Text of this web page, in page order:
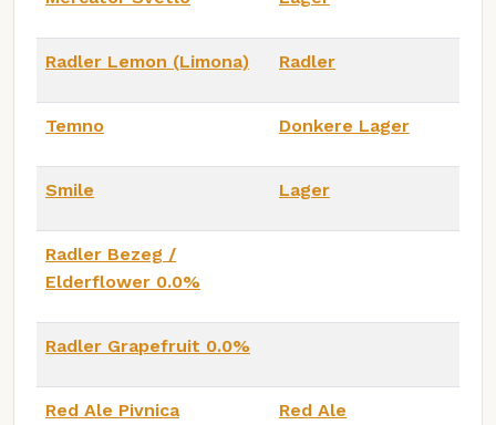
Radler Lemon (Limona) Radler
Temno Donkere Lager
Smile Lager
Radler Bezeg /
Elderflower 0.0%
Radler Grapefruit 0.0%
Red Ale Pivnica
Red Ale